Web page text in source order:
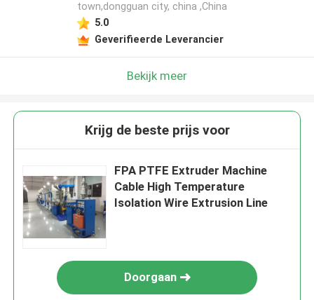
town,dongguan city, china ,China
5.0
Geverifieerde Leverancier
Bekijk meer
Krijg de beste prijs voor
FPA PTFE Extruder Machine
Cable High Temperature
Isolation Wire Extrusion Line
Doorgaan